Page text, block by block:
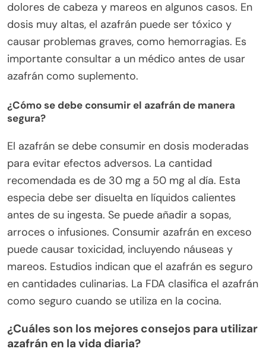
dolores de cabeza y mareos en algunos casos. En
dosis muy altas, el azafrán puede ser tóxico y
causar problemas graves, como hemorragias. Es
importante consultar a un médico antes de usar
azafrán como suplemento.
¿Cómo se debe consumir el azafrán de manera
segura?
El azafrán se debe consumir en dosis moderadas
para evitar efectos adversos. La cantidad
recomendada es de 30 mg a 50 mg al día. Esta
especia debe ser disuelta en líquidos calientes
antes de su ingesta. Se puede añadir a sopas,
arroces o infusiones. Consumir azafrán en exceso
puede causar toxicidad, incluyendo náuseas y
mareos. Estudios indican que el azafrán es seguro
en cantidades culinarias. La FDA clasifica el azafrán
como seguro cuando se utiliza en la cocina.
¿Cuáles son los mejores consejos para utilizar
azafrán en la vida diaria?